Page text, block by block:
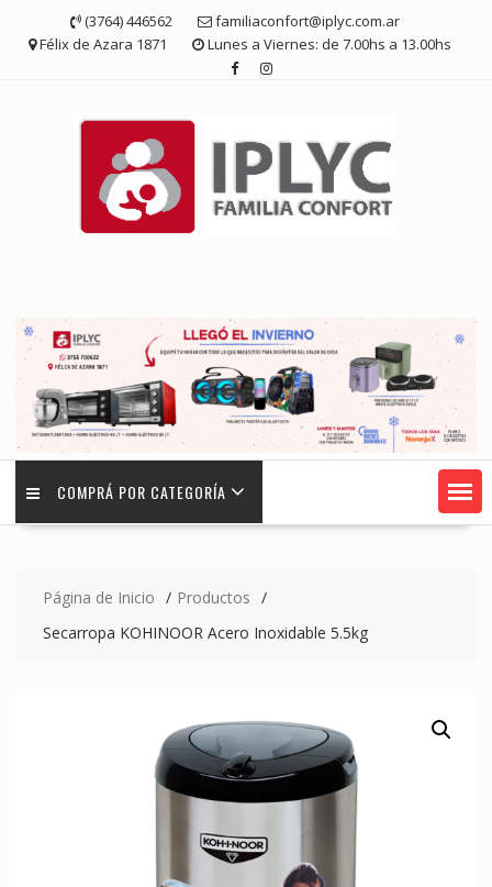
contenido
(3764) 446562
familiaconfort@iplyc.com.ar
Félix de Azara 1871
Lunes a Viernes: de 7.00hs a 13.00hs
COMPRÁ POR CATEGORÍA
Página de Inicio
Productos
Secarropa KOHINOOR Acero Inoxidable 5.5kg